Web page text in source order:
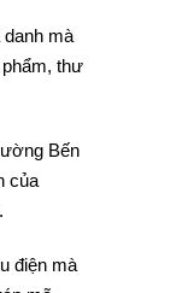
mà
thư
Bến
của
điện mà